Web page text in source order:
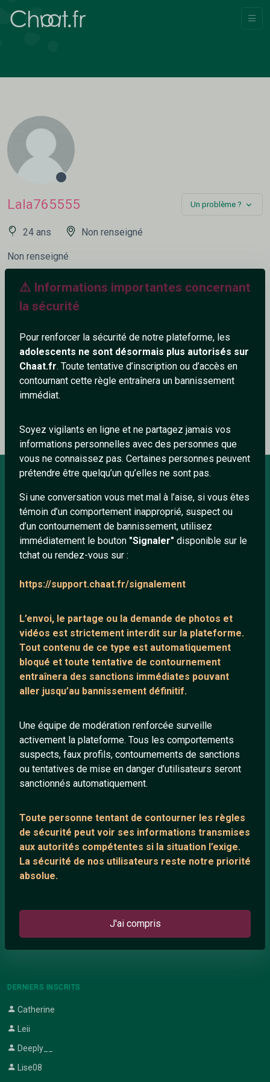
⚠️ Informations importantes concernant
la sécurité
Pour renforcer la sécurité de notre plateforme, les
adolescents ne sont désormais plus autorisés sur
Chaat.fr. Toute tentative d’inscription ou d’accès en
contournant cette règle entraînera un bannissement
immédiat.
Soyez vigilants en ligne et ne partagez jamais vos
informations personnelles avec des personnes que
vous ne connaissez pas. Certaines personnes peuvent
prétendre être quelqu’un qu’elles ne sont pas.
Si une conversation vous met mal à l’aise, si vous êtes
témoin d’un comportement inapproprié, suspect ou
d’un contournement de bannissement, utilisez
immédiatement le bouton "Signaler" disponible sur le
tchat ou rendez-vous sur :
https://support.chaat.fr/signalement
L’envoi, le partage ou la demande de photos et
vidéos est strictement interdit sur la plateforme.
Tout contenu de ce type est automatiquement
bloqué et toute tentative de contournement
entraînera des sanctions immédiates pouvant
aller jusqu’au bannissement définitif.
Une équipe de modération renforcée surveille
activement la plateforme. Tous les comportements
suspects, faux profils, contournements de sanctions
ou tentatives de mise en danger d’utilisateurs seront
sanctionnés automatiquement.
Toute personne tentant de contourner les règles
de sécurité peut voir ses informations transmises
aux autorités compétentes si la situation l’exige.
La sécurité de nos utilisateurs reste notre priorité
absolue.
J'ai compris
Lala765555 Un problème ?
24 ans Non renseigné
Non renseigné
671+
Ajouter un commentaire (0) Tchatter
Le profil n'a pas encore de commentaire.
À PROPOS
Conditions générales
À propos
Mentions légales
Protection mineurs
Blog
Salons de discussion
Communauté
Playlists YouTube
Nous contacter
ANNEXE
Support IRC
ARTICLES RÉCENTS
Témoignage de nathanaelle
DERNIERS INSCRITS
Catherine
Leii
Deeply__
Lise08